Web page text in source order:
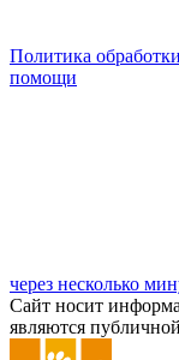
Политика
помощи
через несколько
Сайт носит
являются